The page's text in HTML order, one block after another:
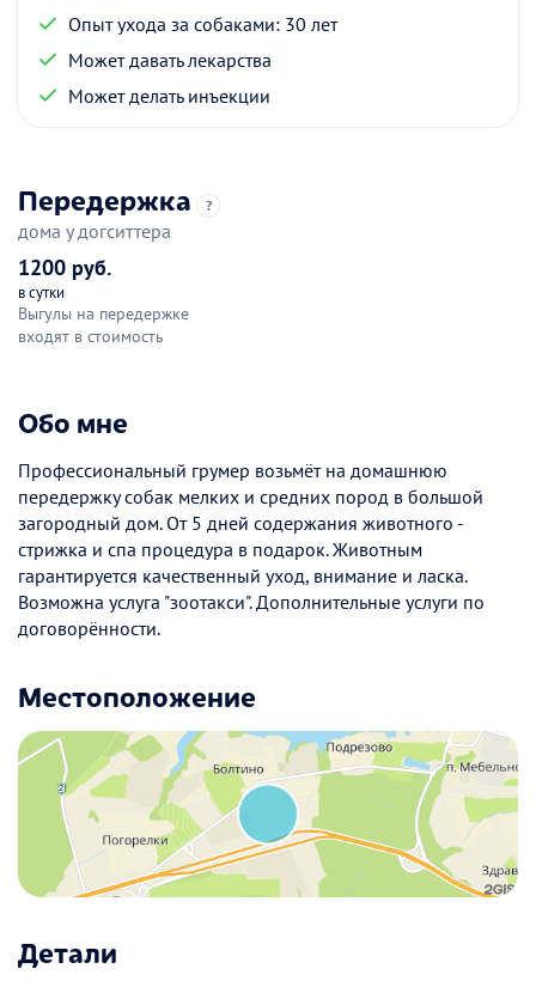
Опыт ухода за собаками: 30 лет
Может давать лекарства
Может делать инъекции
Передержка ?
дома у догситтера
1200 руб.
в сутки
Выгулы на передержке
входят в стоимость
Обо мне
Профессиональный грумер возьмёт на домашнюю
передержку собак мелких и средних пород в большой
загородный дом. От 5 дней содержания животного -
стрижка и спа процедура в подарок. Животным
гарантируется качественный уход, внимание и ласка.
Возможна услуга "зоотакси". Дополнительные услуги по
договорённости.
Местоположение
Детали